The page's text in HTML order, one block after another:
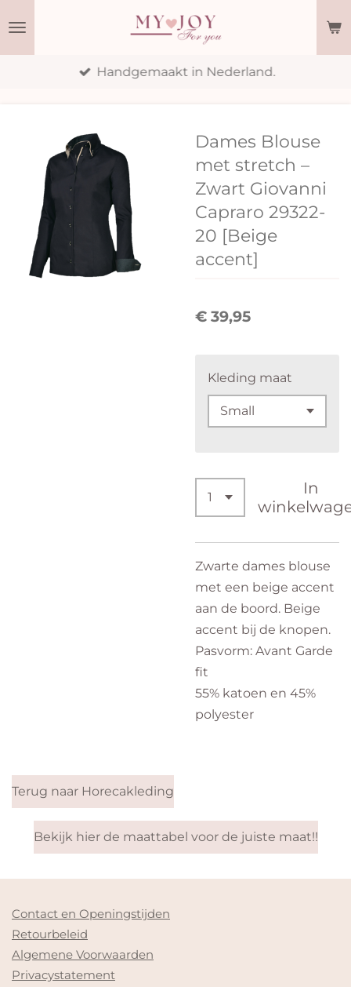
Handgemaakt in Nederland.
Dames Blouse
met stretch –
Zwart Giovanni
Capraro 29322-
20 [Beige
accent]
€ 39,95
Kleding maat
In
Zwarte dames blouse
met een beige accent
aan de boord. Beige
accent bij de knopen.
Pasvorm: Avant Garde
fit
55% katoen en 45%
polyester
Terug naar Horecakleding
Bekijk hier de maattabel voor de juiste maat!!
Contact en Openingstijden
Retourbeleid
Algemene Voorwaarden
Privacystatement